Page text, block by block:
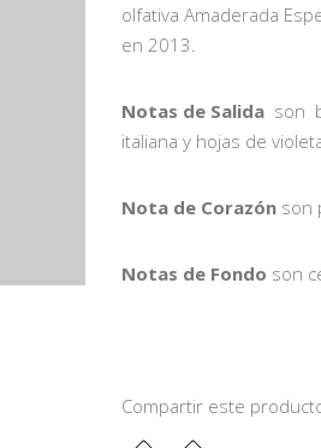
olfativa Amaderada
en 2013.
Notas de Salida son
italiana y hojas de
Nota de Corazón son
Notas de Fondo son
Compartir este